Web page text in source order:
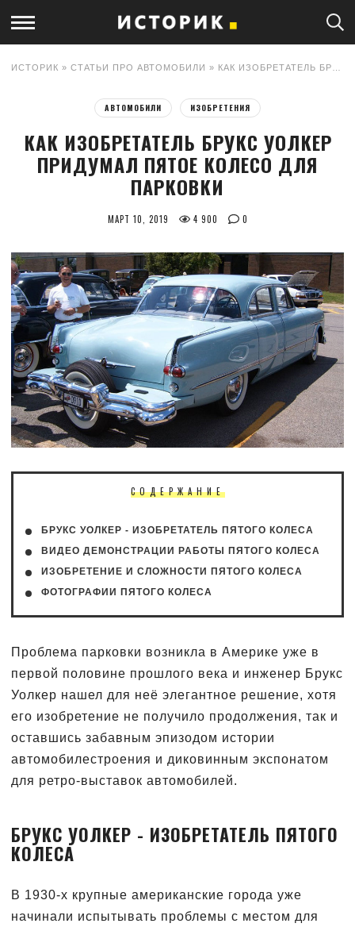
ИСТОРИК » СТАТЬИ ПРО АВТОМОБИЛИ » КАК ИЗОБРЕТАТЕЛЬ БРУКС УОЛКЕР ПРИДУМАЛ ПЯТОЕ КОЛЕСО ДЛЯ ПАРКОВКИ
АВТОМОБИЛИ ИЗОБРЕТЕНИЯ
КАК ИЗОБРЕТАТЕЛЬ БРУКС УОЛКЕР
ПРИДУМАЛ ПЯТОЕ КОЛЕСО ДЛЯ
ПАРКОВКИ
МАРТ 10, 2019 4 900 0
СОДЕРЖАНИЕ
БРУКС УОЛКЕР - ИЗОБРЕТАТЕЛЬ ПЯТОГО КОЛЕСА
ВИДЕО ДЕМОНСТРАЦИИ РАБОТЫ ПЯТОГО КОЛЕСА
ИЗОБРЕТЕНИЕ И СЛОЖНОСТИ ПЯТОГО КОЛЕСА
ФОТОГРАФИИ ПЯТОГО КОЛЕСА
Проблема парковки возникла в Америке уже в
первой половине прошлого века и инженер Брукс
Уолкер нашел для неё элегантное решение, хотя
его изобретение не получило продолжения, так и
оставшись забавным эпизодом истории
автомобилестроения и диковинным экспонатом
для ретро-выставок автомобилей.
БРУКС УОЛКЕР - ИЗОБРЕТАТЕЛЬ ПЯТОГО
КОЛЕСА
В 1930-х крупные американские города уже
начинали испытывать проблемы с местом для